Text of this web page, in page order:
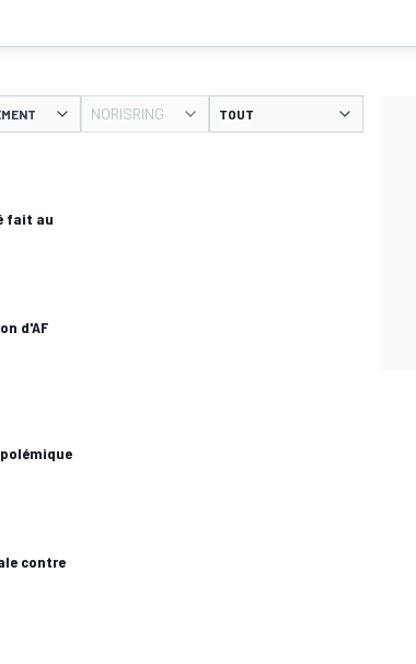
NORISRING
fait au
d'AF
contre